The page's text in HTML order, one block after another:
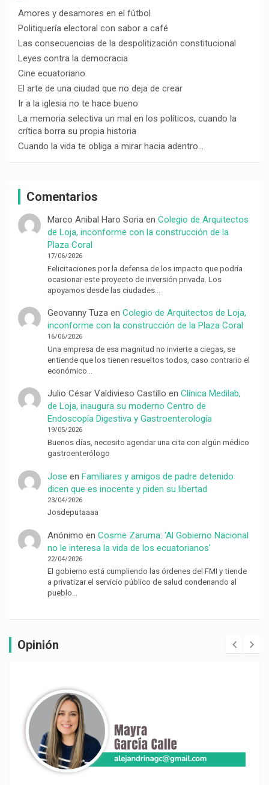
Amores y desamores en el fútbol
Politiquería electoral con sabor a café
Las consecuencias de la despolitización constitucional
Leyes contra la democracia
Cine ecuatoriano
El arte de una ciudad que no deja de crear
Ir a la iglesia no te hace bueno
La memoria selectiva un mal en los políticos, cuando la
crítica borra su propia historia
Cuando la vida te obliga a mirar hacia adentro…
Comentarios
Marco Anibal Haro Soriaen Colegio de Arquitectos
de Loja, inconforme con la construcción de la
Plaza Coral
17/06/2026
Felicitaciones por la defensa de los impacto que podría
ocasionar este proyecto de inversión privada. Los
apoyamos desde las ciudades…
Geovanny Tuzaen Colegio de Arquitectos de Loja,
inconforme con la construcción de la Plaza Coral
16/06/2026
Una empresa de esa magnitud no invierte a ciegas, se
entiende que los tienen resueltos todos, caso contrario el
económico…
Julio César Valdivieso Castillo en Clínica Medilab,
de Loja, inaugura su moderno Centro de
Endoscopía Digestiva y Gastroenterología
19/05/2026
Buenos días, necesito agendar una cita con algún médico
gastroenterólogo
Jose en Familiares y amigos de padre detenido
dicen que es inocente y piden su libertad
23/04/2026
Josdeputaaaa
Anónimo en Cosme Zaruma: ‘Al Gobierno Nacional
no le interesa la vida de los ecuatorianos’
22/04/2026
El gobierno está cumpliendo las órdenes del FMI y tiende
a privatizar el servicio público de salud condenando al
pueblo…
Opinión